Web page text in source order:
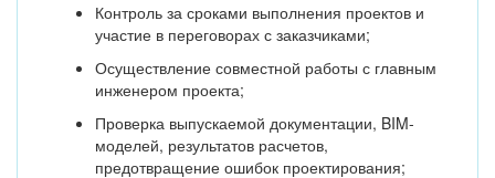
Контроль за сроками выполнения проектов и
участие в переговорах с заказчиками;
Осуществление совместной работы с главным
инженером проекта;
Проверка выпускаемой документации, BIM-
моделей, результатов расчетов,
предотвращение ошибок проектирования;